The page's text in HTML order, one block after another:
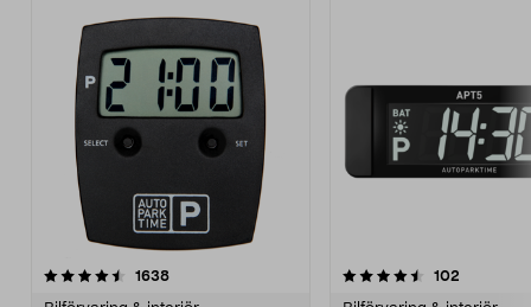
1638recensioner
4.5 av 5 stjärnor 102
4.0 av 5 stjärnor